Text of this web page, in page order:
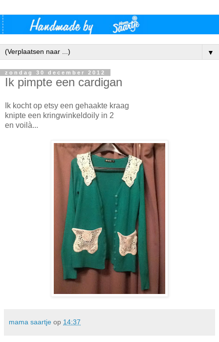
▼
zondag 30 december 2012
Ik pimpte een cardigan
Ik kocht op etsy een gehaakte kraag
knipte een kringwinkeldoily in 2
en voilà...
mama saartje op 14:37